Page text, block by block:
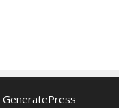
GeneratePress